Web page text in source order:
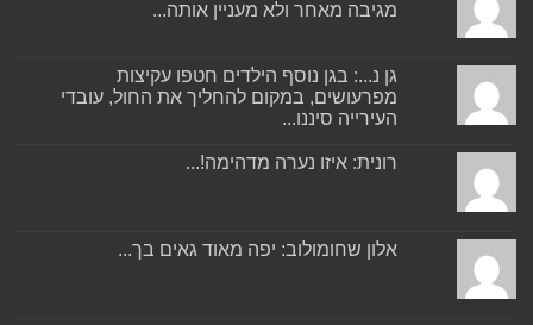
מגיבה מאחר ולא מעניין אותה...
גן נ...: בגן נוסף הילדים חטפו עקיצות
מפרעושים, במקום להחליך את החול, עובדי
העירייה סיננו...
רונית: איזו נערה מדהימה!...
אלון שחומולוב: יפה מאוד גאים בך...